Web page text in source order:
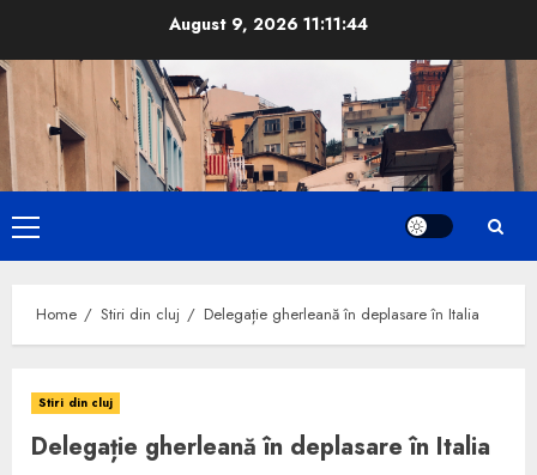
content
August 9, 2026 11:11:45
Primary
Menu
Home Stiri din cluj Delegație gherleană în deplasare în Italia
Stiri din cluj
Delegație gherleană în deplasare în Italia